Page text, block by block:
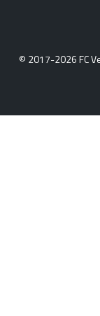
© 2017-2026 FC